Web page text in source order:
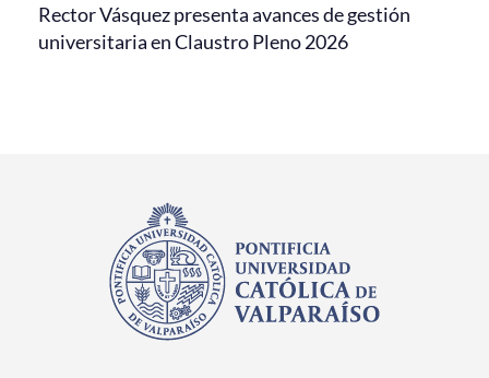
Rector Vásquez presenta avances de gestión
universitaria en Claustro Pleno 2026